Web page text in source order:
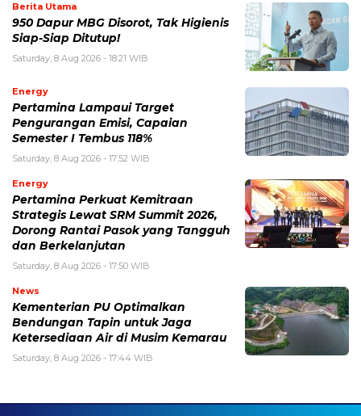
Berita Utama
950 Dapur MBG Disorot, Tak Higienis
Siap-Siap Ditutup!
Saturday, 8 Aug 2026 - 18:21 WIB
Energy
Pertamina Lampaui Target
Pengurangan Emisi, Capaian
Semester I Tembus 118%
Saturday, 8 Aug 2026 - 17:52 WIB
Energy
Pertamina Perkuat Kemitraan
Strategis Lewat SRM Summit 2026,
Dorong Rantai Pasok yang Tangguh
dan Berkelanjutan
Saturday, 8 Aug 2026 - 17:50 WIB
News
Kementerian PU Optimalkan
Bendungan Tapin untuk Jaga
Ketersediaan Air di Musim Kemarau
Saturday, 8 Aug 2026 - 17:44 WIB